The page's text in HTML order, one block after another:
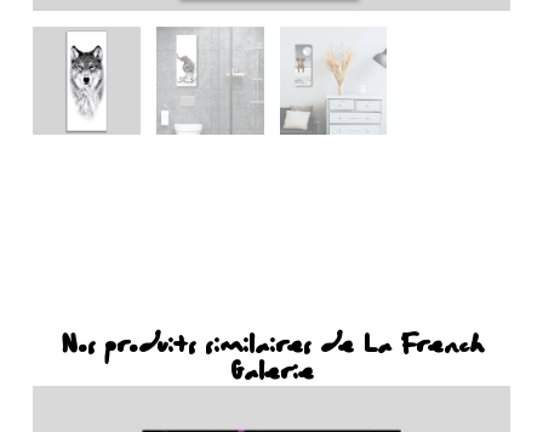
Nos produits similaires de La French
Galerie